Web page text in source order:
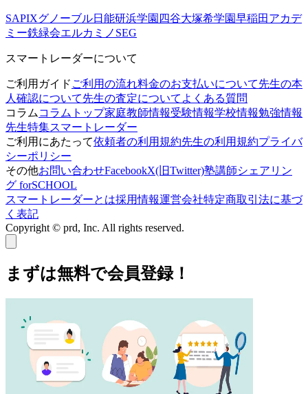
SAPIXグノーブル日能研浜学園 四谷大塚希学園早稲田アカデ
ミー鉄緑会エルカミノ SEG
スマートレーダーについて
ご利用ガイド ご利用の流れ料金のお支払いについて先生の本
人確認について先生の査定について よくある質問
コラム コラムトップ家庭教師情報受験情報学校情報勉強情報
先生特集スマートレーダー
ご利用にあたって依頼者の利用規約先生の利用規約プライバ
シーポリシー
その他お問い合わせFacebookX(旧Twitter)塾講師シェアリン
グ forSCHOOL
スマートレーダーとは採用情報運営会社特定商取引法に基づ
く表記
Copyright © prd, Inc. All rights reserved.
まずは無料で会員登録！